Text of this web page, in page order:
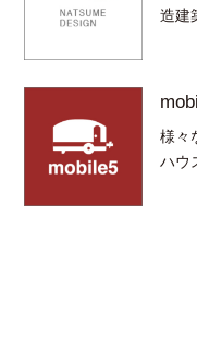
造建
様々
ハウ